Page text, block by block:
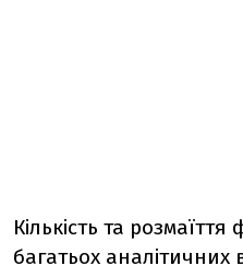
Кількість та
багатьох аналітичних